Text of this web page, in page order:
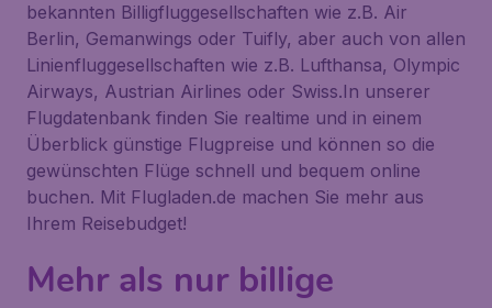
bekannten Billigfluggesellschaften wie z.B. Air
Berlin, Gemanwings oder Tuifly, aber auch von allen
Linienfluggesellschaften wie z.B. Lufthansa, Olympic
Airways, Austrian Airlines oder Swiss.In unserer
Flugdatenbank finden Sie realtime und in einem
Überblick günstige Flugpreise und können so die
gewünschten Flüge schnell und bequem online
buchen. Mit Flugladen.de machen Sie mehr aus
Ihrem Reisebudget!
Mehr als nur billige